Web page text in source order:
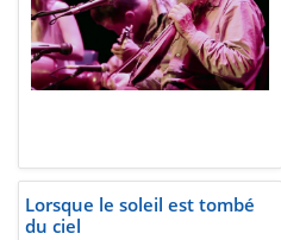
Lorsque le soleil est tombé
du ciel